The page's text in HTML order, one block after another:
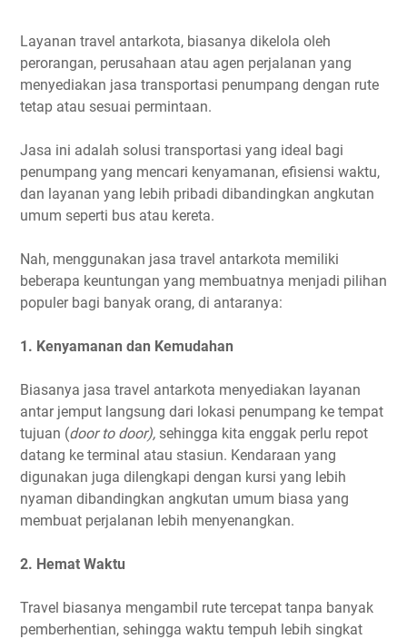
Layanan travel antarkota, biasanya dikelola oleh
perorangan, perusahaan atau agen perjalanan yang
menyediakan jasa transportasi penumpang dengan rute
tetap atau sesuai permintaan.
Jasa ini adalah solusi transportasi yang ideal bagi
penumpang yang mencari kenyamanan, efisiensi waktu,
dan layanan yang lebih pribadi dibandingkan angkutan
umum seperti bus atau kereta.
Nah, menggunakan jasa travel antarkota memiliki
beberapa keuntungan yang membuatnya menjadi pilihan
populer bagi banyak orang, di antaranya:
1. Kenyamanan dan Kemudahan
Biasanya jasa travel antarkota menyediakan layanan
antar jemput langsung dari lokasi penumpang ke tempat
tujuan (door to door), sehingga kita enggak perlu repot
datang ke terminal atau stasiun. Kendaraan yang
digunakan juga dilengkapi dengan kursi yang lebih
nyaman dibandingkan angkutan umum biasa yang
membuat perjalanan lebih menyenangkan.
2. Hemat Waktu
Travel biasanya mengambil rute tercepat tanpa banyak
pemberhentian, sehingga waktu tempuh lebih singkat